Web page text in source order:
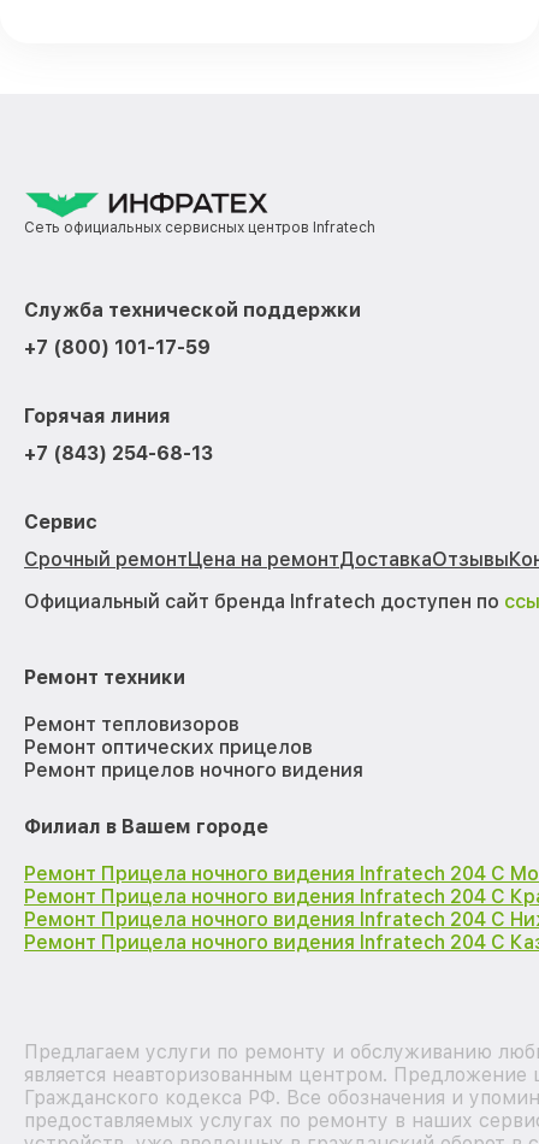
Сеть официальных сервисных центров Infratech
Служба технической поддержки
+7 (800) 101-17-59
Горячая линия
+7 (843) 254-68-13
Сервис
Срочный ремонтЦена на ремонтДоставкаОтзывы
Официальный сайт бренда Infratech доступен по
Ремонт техники
Ремонт тепловизоров
Ремонт оптических прицелов
Ремонт прицелов ночного видения
Филиал в Вашем городе
Ремонт Прицела ночного видения Infratech 204 С
Ремонт Прицела ночного видения Infratech 204 С
Ремонт Прицела ночного видения Infratech 204 С
Ремонт Прицела ночного видения Infratech 204 С
Предлагаем услуги по ремонту и обслуживанию
является неавторизованным центром.
Гражданского кодекса РФ. Все обозначения и
предоставляемых услугах по ремонту в наших